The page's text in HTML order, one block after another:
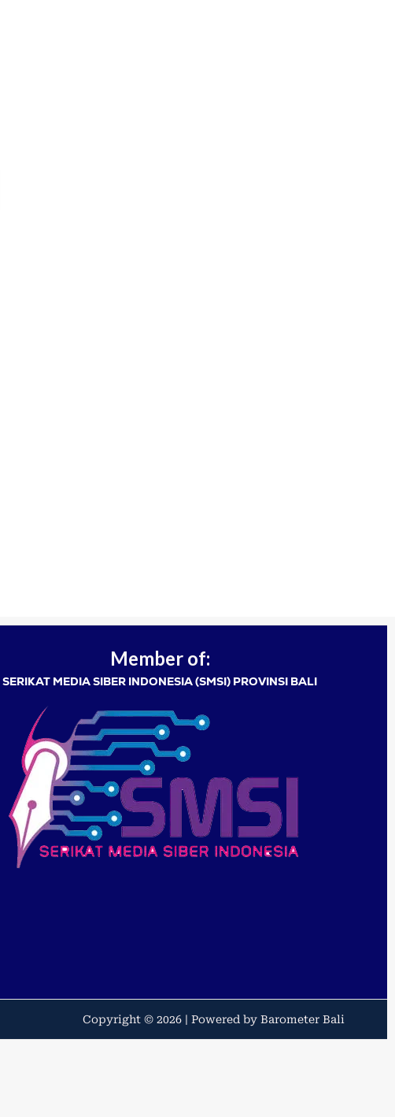
Member of:
SERIKAT MEDIA SIBER INDONESIA (SMSI) PROVINSI BALI
Copyright © 2026 | Powered by Barometer Bali